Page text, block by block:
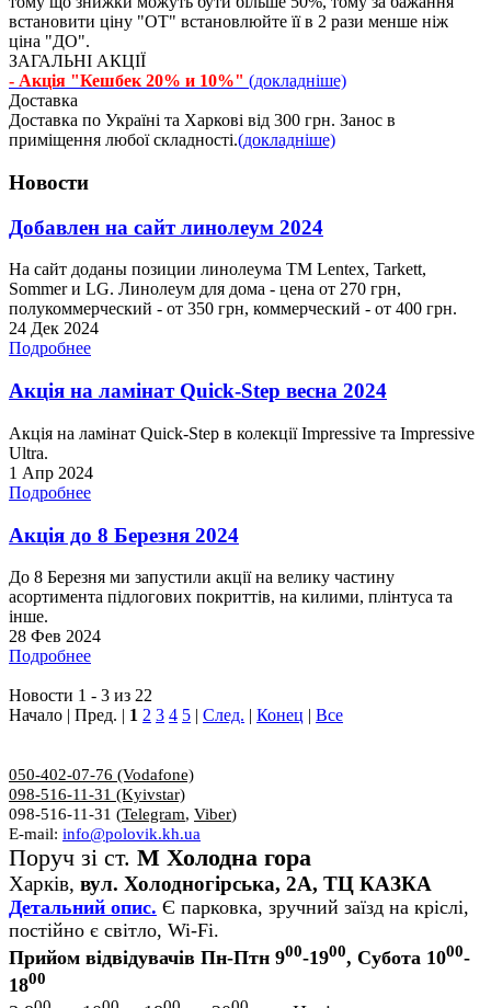
встановити ціну "ОТ" встановлюйте її в 2 рази менше ніж
ціна "ДО".
ЗАГАЛЬНІ АКЦІЇ
- Акція "Кешбек 20% и 10%" (докладніше)
Доставка
Доставка по Україні та Харкові від 300 грн. Занос в
приміщення любої складності.(докладніше)
Новости
Добавлен на сайт линолеум 2024
На сайт доданы позиции линолеума ТМ Lentex, Tarkett,
Sommer и LG. Линолеум для дома - цена от 270 грн,
полукоммерческий - от 350 грн, коммерческий - от 400 грн.
24 Дек 2024
Подробнее
Акція на ламінат Quick-Step весна 2024
Акція на ламінат Quick-Step в колекції Impressive та Impressive
Ultra.
1 Апр 2024
Подробнее
Акція до 8 Березня 2024
До 8 Березня ми запустили акції на велику частину
асортимента підлогових покриттів, на килими, плінтуса та
інше.
28 Фев 2024
Подробнее
Новости 1 - 3 из 22
Начало | Пред. | 1 2 3 4 5 | След. | Конец | Все
050-402-07-76 (Vodafone)
098-516-11-31 (Kyivstar)
098-516-11-31 (Telegram, Viber)
E-mail: info@polovik.kh.ua
Поруч зі ст. М Холодна гора
Харків, вул. Холодногірська, 2А, ТЦ КАЗКА
Детальний опис. Є парковка, зручний заїзд на кріслі,
постійно є світло, Wi-Fi.
Прийом відвідувачів Пн-Птн 900-1900, Субота 1000-
1800